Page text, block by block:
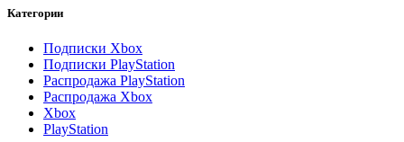
Категории
Подписки Xbox
Подписки PlayStation
Распродажа PlayStation
Распродажа Xbox
Xbox
PlayStation